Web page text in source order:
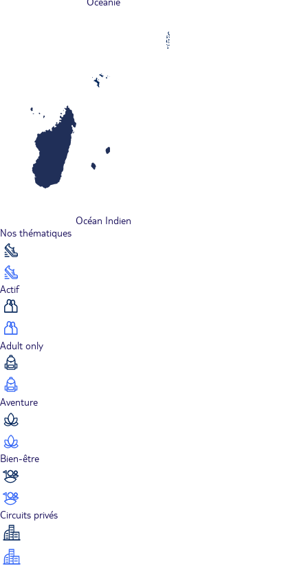
Océan Indien
Nos thématiques
Actif
Adult only
Aventure
Bien-être
Circuits privés